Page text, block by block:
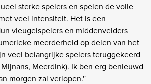
sterke spelers en spelen de volle
veel intensiteit. Het is een
vleugelspelers en middenvelders
meerderheid op delen van het
veel belangrijke spelers teruggekeerd
Meerdink). Ik ben erg benieuwd
morgen zal verlopen.''